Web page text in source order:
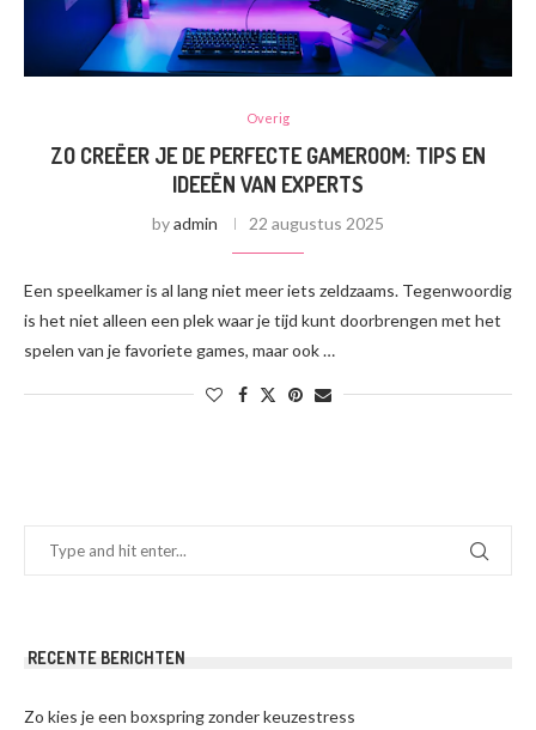
Overig
ZO CREËER JE DE PERFECTE GAMEROOM: TIPS EN
IDEEËN VAN EXPERTS
byadmin 22 augustus 2025
Een speelkamer is al lang niet meer iets zeldzaams. Tegenwoordig
is het niet alleen een plek waar je tijd kunt doorbrengen met het
spelen van je favoriete games, maar ook …
RECENTE BERICHTEN
Zo kies je een boxspring zonder keuzestress